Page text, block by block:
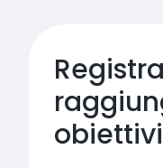
obiettivi